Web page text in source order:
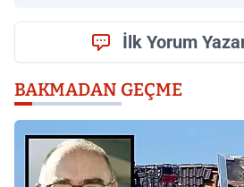
İlk Yorum
BAKMADAN GEÇME